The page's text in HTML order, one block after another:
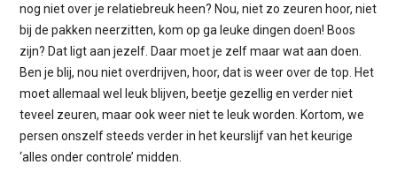
nog niet over je relatiebreuk heen? Nou, niet zo zeuren hoor, niet
bij de pakken neerzitten, kom op ga leuke dingen doen! Boos
zijn? Dat ligt aan jezelf. Daar moet je zelf maar wat aan doen.
Ben je blij, nou niet overdrijven, hoor, dat is weer over de top. Het
moet allemaal wel leuk blijven, beetje gezellig en verder niet
teveel zeuren, maar ook weer niet te leuk worden. Kortom, we
persen onszelf steeds verder in het keurslijf van het keurige
‘alles onder controle’ midden.